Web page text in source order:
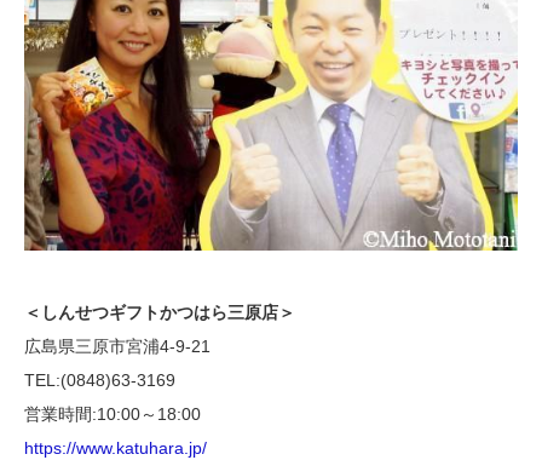
＜しんせつギフトかつはら三原店＞
広島県三原市宮浦4-9-21
TEL:(0848)63-3169
営業時間:10:00～18:00
https://www.katuhara.jp/